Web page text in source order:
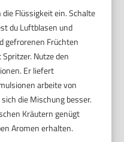
Flüssigkeit ein. Schalte
du Luftblasen und
gefrorenen Früchten
Nutze den
Er liefert
arbeite von
die Mischung besser.
Kräutern genügt
Aromen erhalten.